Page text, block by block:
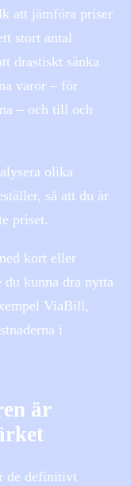
att jämföra priser
stort antal
drastiskt sänka
varor – för
– och till och
olika
så att du är
priset.
kort eller
kunna dra nytta
ViaBill,
i
är
de definitivt